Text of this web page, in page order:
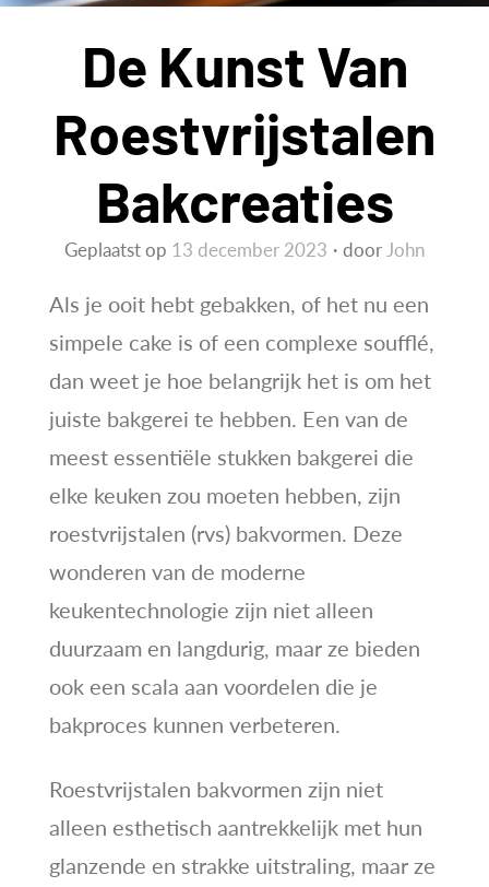
De Kunst Van
Roestvrijstalen
Bakcreaties
Geplaatst op 13 december 2023 door John
Als je ooit hebt gebakken, of het nu een
simpele cake is of een complexe soufflé,
dan weet je hoe belangrijk het is om het
juiste bakgerei te hebben. Een van de
meest essentiële stukken bakgerei die
elke keuken zou moeten hebben, zijn
roestvrijstalen (rvs) bakvormen. Deze
wonderen van de moderne
keukentechnologie zijn niet alleen
duurzaam en langdurig, maar ze bieden
ook een scala aan voordelen die je
bakproces kunnen verbeteren.
Roestvrijstalen bakvormen zijn niet
alleen esthetisch aantrekkelijk met hun
glanzende en strakke uitstraling, maar ze